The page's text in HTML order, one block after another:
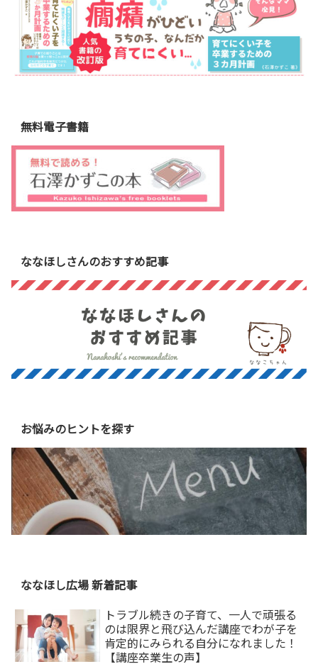
無料電子書籍
ななほしさんのおすすめ記事
お悩みのヒントを探す
ななほし広場 新着記事
トラブル続きの子育て、一人で頑張る
のは限界と飛び込んだ講座でわが子を
肯定的にみられる自分になれました！
【講座卒業生の声】